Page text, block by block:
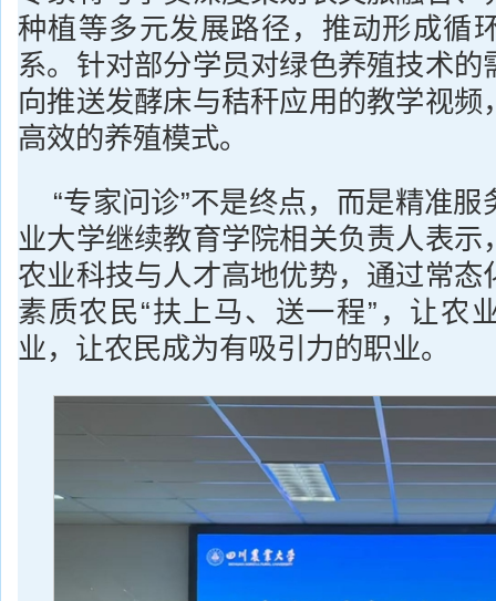
种植等多元发展路径，推动形成循
系。针对部分学员对绿色养殖技术的
向推送发酵床与秸秆应用的教学视频
高效的养殖模式。
“专家问诊”不是终点，而是精准
业大学继续教育学院相关负责人表示
农业科技与人才高地优势，通过常态
素质农民“扶上马、送一程”，让农
业，让农民成为有吸引力的职业。